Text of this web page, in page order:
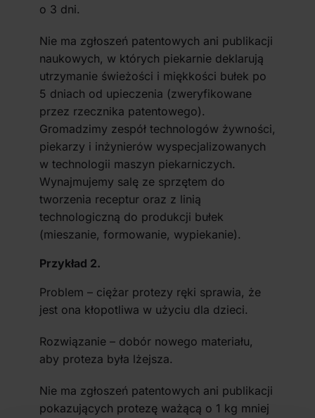
o 3 dni.
Nie ma zgłoszeń patentowych ani publikacji
naukowych, w których piekarnie deklarują
utrzymanie świeżości i miękkości bułek po
5 dniach od upieczenia (zweryfikowane
przez rzecznika patentowego).
Gromadzimy zespół technologów żywności,
piekarzy i inżynierów wyspecjalizowanych
w technologii maszyn piekarniczych.
Wynajmujemy salę ze sprzętem do
tworzenia receptur oraz z linią
technologiczną do produkcji bułek
(mieszanie, formowanie, wypiekanie).
Przykład 2.
Problem – ciężar protezy ręki sprawia, że
jest ona kłopotliwa w użyciu dla dzieci.
Rozwiązanie – dobór nowego materiału,
aby proteza była lżejsza.
Nie ma zgłoszeń patentowych ani publikacji
pokazujących protezę ważącą o 1 kg mniej